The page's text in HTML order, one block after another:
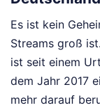
Es ist kein
Streams groß
ist seit einem
dem Jahr 2017
mehr darauf